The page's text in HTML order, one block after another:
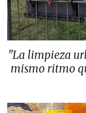
"La limpieza
mismo ritmo